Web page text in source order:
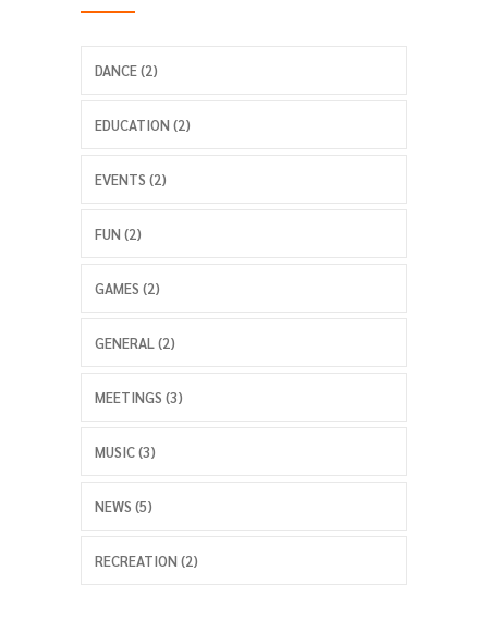
DANCE (2)
EDUCATION (2)
EVENTS (2)
FUN (2)
GAMES (2)
GENERAL (2)
MEETINGS (3)
MUSIC (3)
NEWS (5)
RECREATION (2)